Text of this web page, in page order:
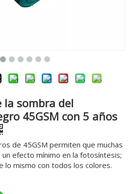
la sombra del
45GSM con 5 años
de 45GSM permiten que muchas
un efecto mínimo en la fotosíntesis;
lo mismo con todos los colores.